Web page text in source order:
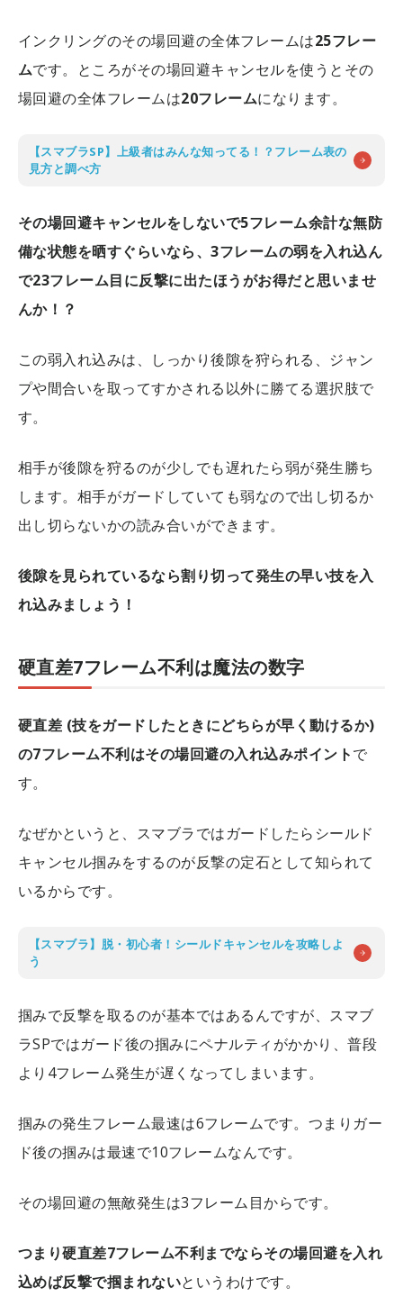
インクリングのその場回避の全体フレームは25フレー
ムです。ところがその場回避キャンセルを使うとその
場回避の全体フレームは20フレームになります。
【スマブラSP】上級者はみんな知ってる！？フレーム表の
見方と調べ方
その場回避キャンセルをしないで5フレーム余計な無防
備な状態を晒すぐらいなら、3フレームの弱を入れ込ん
で23フレーム目に反撃に出たほうがお得だと思いませ
んか！？
この弱入れ込みは、しっかり後隙を狩られる、ジャン
プや間合いを取ってすかされる以外に勝てる選択肢で
す。
相手が後隙を狩るのが少しでも遅れたら弱が発生勝ち
します。相手がガードしていても弱なので出し切るか
出し切らないかの読み合いができます。
後隙を見られているなら割り切って発生の早い技を入
れ込みましょう！
硬直差7フレーム不利は魔法の数字
硬直差 (技をガードしたときにどちらが早く動けるか)
の7フレーム不利はその場回避の入れ込みポイントで
す。
なぜかというと、スマブラではガードしたらシールド
キャンセル掴みをするのが反撃の定石として知られて
いるからです。
【スマブラ】脱・初心者！シールドキャンセルを攻略しよ
う
掴みで反撃を取るのが基本ではあるんですが、スマブ
ラSPではガード後の掴みにペナルティがかかり、普段
より4フレーム発生が遅くなってしまいます。
掴みの発生フレーム最速は6フレームです。つまりガー
ド後の掴みは最速で10フレームなんです。
その場回避の無敵発生は3フレーム目からです。
つまり硬直差7フレーム不利までならその場回避を入れ
込めば反撃で掴まれないというわけです。